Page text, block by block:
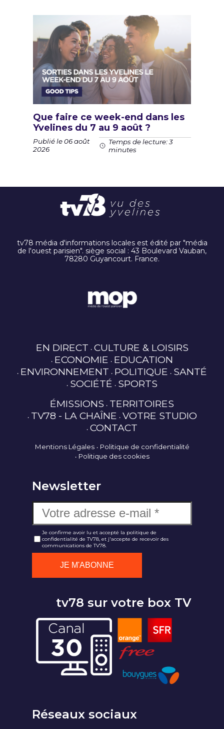
Que faire ce week-end dans les
Yvelines du 7 au 9 août ?
Publié le 06 août
2026
Temps de lecture: 3
minutes
tv78 média d'informations locales est édité par "média
de l'ouest parisien". siège social : 43 Boulevard Vauban,
78280 Guyancourt. France.
EN DIRECT CULTURE & LOISIRS
ECONOMIE EDUCATION
ENVIRONNEMENT POLITIQUE SANTÉ
SOCIÉTÉ SPORTS
ÉMISSIONS TERRITOIRES
TV78 - LA CHAÎNE VOTRE STUDIO
CONTACT
Mentions Légales
Politique de confidentialité
Politique des cookies
Newsletter
Je confirme avoir lu et accepté la politique de
confidentialité de TV78, et j'accepte de recevoir des
communications de TV78.
tv78 sur votre box TV
Réseaux sociaux